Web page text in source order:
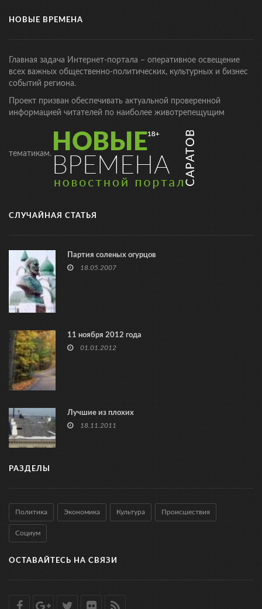
НОВЫЕ ВРЕМЕНА
Главная задача Интернет-портала – оперативное освещение
всех важных общественно-политических, культурных и бизнес
событий региона.
Проект призван обеспечивать актуальной проверенной
информацией читателей по наиболее животрепещущим
тематикам.
СЛУЧАЙНАЯ СТАТЬЯ
Партия соленых огурцов
18.05.2007
11 ноября 2012 года
01.01.2012
Лучшие из плохих
18.11.2011
РАЗДЕЛЫ
Политика Экономика Культура Происшествия
Социум
ОСТАВАЙТЕСЬ НА СВЯЗИ